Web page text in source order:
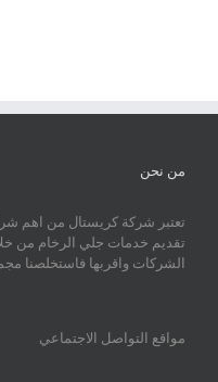
من نحن
تعتبر شركة كريستال من اهم
تقديم خدمات جلي الرخام من
الشركات واقربها فاستخلصنا
مواقع التواصل الاجتماعي